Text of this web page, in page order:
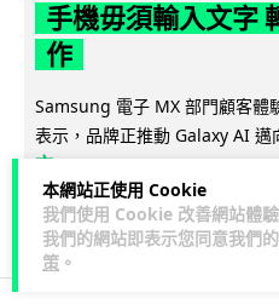
本網站正使用 Cookie
我們使用 Cookie 改善網站體
我們的網站即表示您同意我們的
策 。
手機毋須輸入文字
作
Samsung 電子 MX 部門顧客體
表示，品牌正推動 Galaxy AI 邁
文
28 4 ↗ 分享